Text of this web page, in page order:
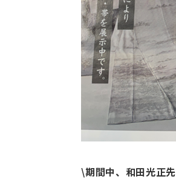
\期間中、和田光正